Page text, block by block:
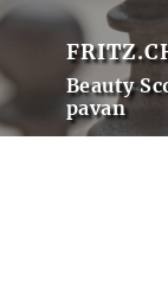
Beauty
pavan